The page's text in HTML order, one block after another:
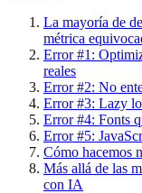
La mayoría de
métrica
Error #1:
reales
Error #2: No
Error #3: Lazy
Error #4: Fonts
Error #5:
Cómo hacemos
Más allá de las
con IA